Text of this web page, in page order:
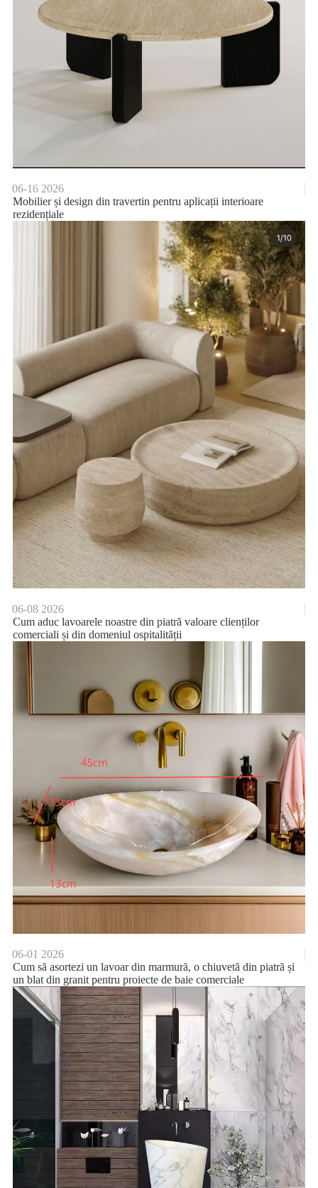
06-16 2026
Mobilier și design din travertin pentru aplicații interioare
rezidențiale
06-08 2026
Cum aduc lavoarele noastre din piatră valoare clienților
comerciali și din domeniul ospitalității
06-01 2026
Cum să asortezi un lavoar din marmură, o chiuvetă din piatră și
un blat din granit pentru proiecte de baie comerciale